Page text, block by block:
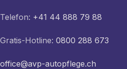
Telefon: +41 44 888 79 88
Gratis-Hotline: 0800 288 673
office@avp-autopflege.ch